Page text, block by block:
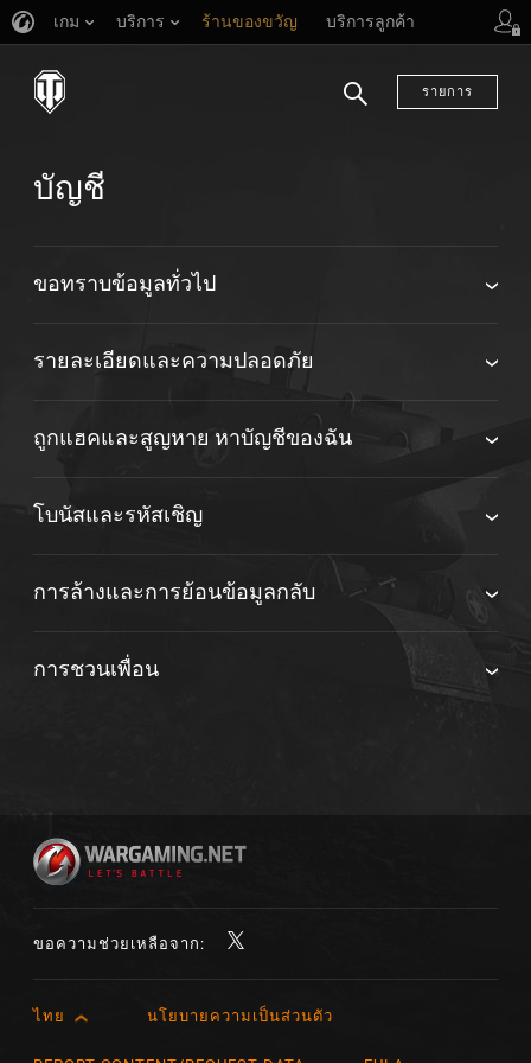
เกม บริการ ร้านของขวัญ บริการลูกค้า
รายการ
บัญชี
ขอทราบข้อมูลทั่วไป
รายละเอียดและความปลอดภัย
ถูกแฮคและสูญหาย หาบัญชีของฉัน
โบนัสและรหัสเชิญ
การล้างและการย้อนข้อมูลกลับ
การชวนเพื่อน
ขอความช่วยเหลือจาก:
English
Čeština
ไทย นโยบายความเป็นส่วนตัว